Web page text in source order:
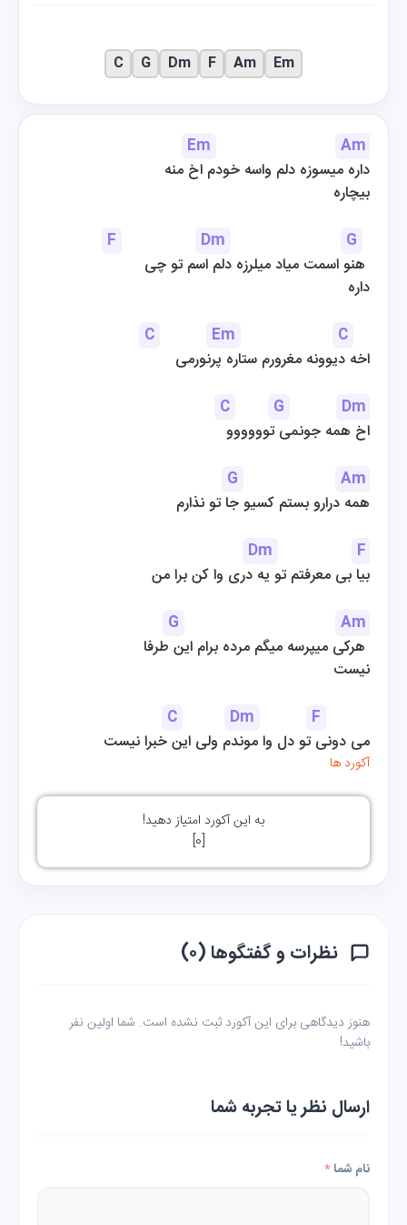
Em
Am
داره میسوزه دلم واسه خودم اخ منه
بیچاره
F
Dm
G
داره
C
Em
C
اخه دیوونه مغرورم ستاره پرنورمی
C
G
Dm
اخ همه جونمی توووووو
G
Am
همه درارو بستم کسیو جا تو نذارم
Dm
F
بیا بی معرفتم تو یه دری وا کن برا من
G
Am
نیست
C
Dm
F
می دونی تو دل وا موندم ولی این خبرا نیست
آکورد ها
به این آکورد امتیاز دهید!
[
0
]
Em
Am
F
Dm
G
C
نظرات و گفتگوها (۰)
هنوز دیدگاهی برای این آکورد ثبت نشده است. شما اولین نفر
باشید!
ارسال نظر یا تجربه شما
نام شما*